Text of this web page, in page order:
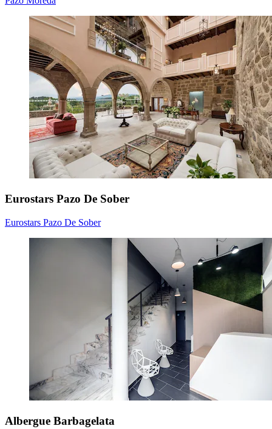
Eurostars Pazo De Sober
Eurostars Pazo De Sober
Albergue Barbagelata